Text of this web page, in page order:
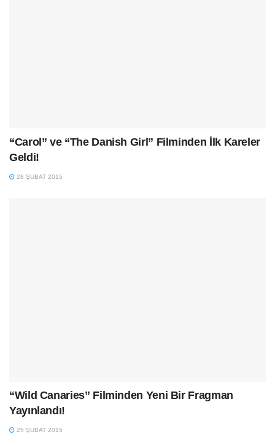
“Carol” ve “The Danish Girl” Filminden İlk Kareler
Geldi!
28 ŞUBAT 2015
“Wild Canaries” Filminden Yeni Bir Fragman
Yayınlandı!
25 ŞUBAT 2015